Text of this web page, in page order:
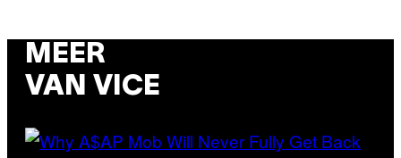
MEER
VAN VICE